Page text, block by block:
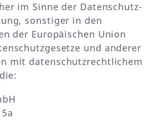
im Sinne der Datenschutz-
sonstiger in den
der Europäischen Union
und anderer
mit datenschutzrechtlichem